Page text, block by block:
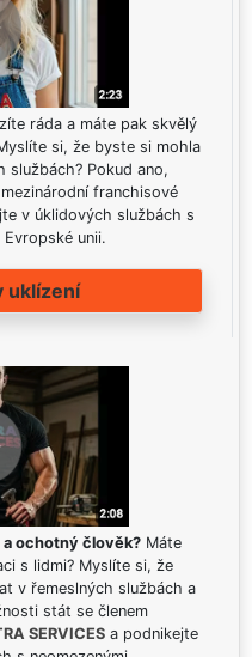
ráda a máte pak skvělý
si, že byste si mohla
službách? Pokud ano,
franchisové
v úklidových službách s
unii.
uklízení
ochotný člověk? Máte
s lidmi? Myslíte si, že
v řemeslných službách a
stát se členem
SERVICES a podnikejte